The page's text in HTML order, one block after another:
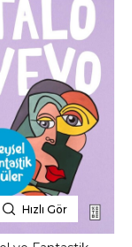
Hızlı Gör